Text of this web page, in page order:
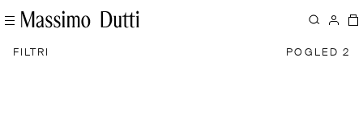
FILTRI POGLED 2